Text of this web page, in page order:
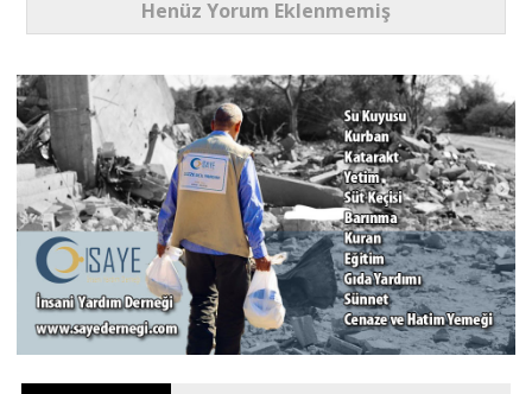
Henüz Yorum Eklenmemiş